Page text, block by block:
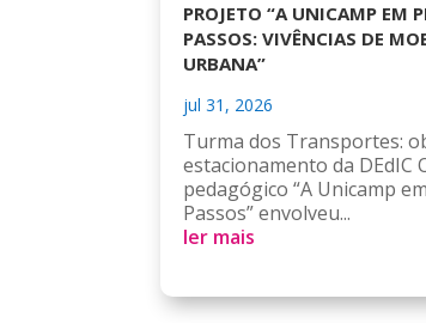
PROJETO “A UNICAMP EM
PASSOS: VIVÊNCIAS DE
URBANA”
jul 31, 2026
Turma dos Transportes:
estacionamento da DEdIC
pedagógico “A Unicamp
Passos” envolveu...
ler mais